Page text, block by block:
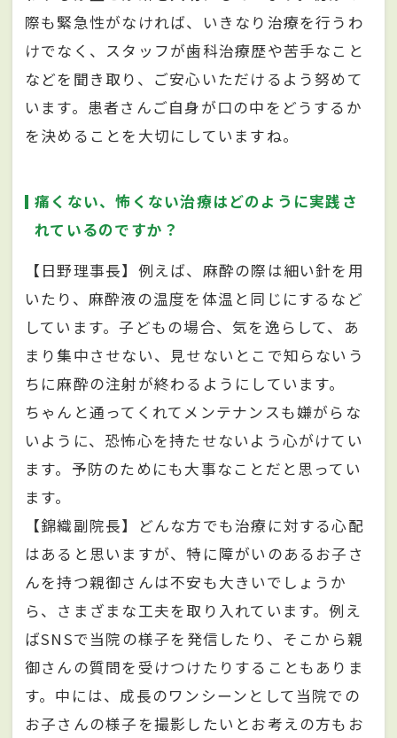
際も緊急性がなければ、いきなり治療を行うわ
けでなく、スタッフが歯科治療歴や苦手なこと
などを聞き取り、ご安心いただけるよう努めて
います。患者さんご自身が口の中をどうするか
を決めることを大切にしていますね。
痛くない、怖くない治療はどのように実践さ
れているのですか？
【日野理事長】例えば、麻酔の際は細い針を用
いたり、麻酔液の温度を体温と同じにするなど
しています。子どもの場合、気を逸らして、あ
まり集中させない、見せないとこで知らないう
ちに麻酔の注射が終わるようにしています。
ちゃんと通ってくれてメンテナンスも嫌がらな
いように、恐怖心を持たせないよう心がけてい
ます。予防のためにも大事なことだと思ってい
ます。
【錦織副院長】どんな方でも治療に対する心配
はあると思いますが、特に障がいのあるお子さ
んを持つ親御さんは不安も大きいでしょうか
ら、さまざまな工夫を取り入れています。例え
ばSNSで当院の様子を発信したり、そこから親
御さんの質問を受けつけたりすることもありま
す。中には、成長のワンシーンとして当院での
お子さんの様子を撮影したいとお考えの方もお